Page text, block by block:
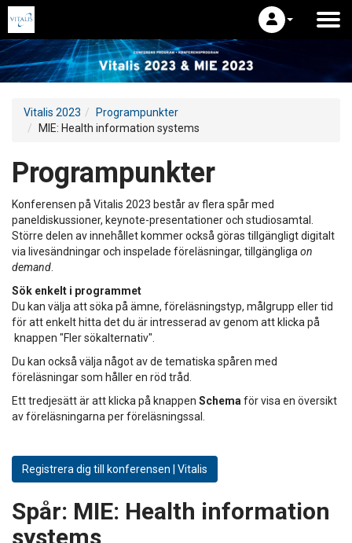
Vitalis 2023
Programpunkter
MIE: Health information systems
Programpunkter
Konferensen på Vitalis 2023 består av flera spår med
paneldiskussioner, keynote-presentationer och studiosamtal.
Större delen av innehållet kommer också göras tillgängligt digitalt
via livesändningar och inspelade föreläsningar, tillgängliga on
demand
Sök enkelt i programmet
Du kan välja att söka på ämne, föreläsningstyp, målgrupp eller tid
för att enkelt hitta det du är intresserad av genom att klicka på
knappen "Fler sökalternativ".
Du kan också välja något av de tematiska spåren med
föreläsningar som håller en röd tråd.
Ett tredjesätt är att klicka på knappen Schema för visa en översikt
av föreläsningarna per föreläsningssal.
Registrera dig till konferensen | Vitalis
Spår: MIE: Health information
systems